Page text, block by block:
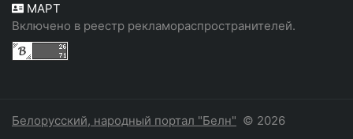
МАРТ
Включено в реестр рекламораспространителей.
Белорусский, народный портал "Белн" © 2026